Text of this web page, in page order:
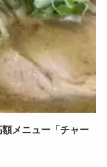
額メニュー「チャー